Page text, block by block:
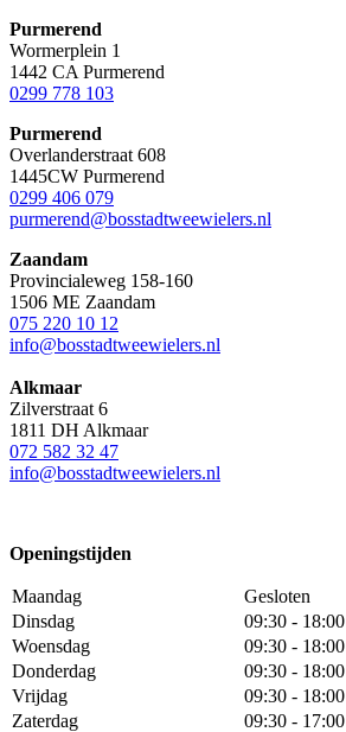
Purmerend
Wormerplein 1
1442 CA Purmerend
0299 778 103
Purmerend
Overlanderstraat 608
1445CW Purmerend
0299 406 079
purmerend@bosstadtweewielers.nl
Zaandam
Provincialeweg 158-160
1506 ME Zaandam
075 220 10 12
info@bosstadtweewielers.nl
Alkmaar
Zilverstraat 6
1811 DH Alkmaar
072 582 32 47
info@bosstadtweewielers.nl
Openingstijden
Maandag
Gesloten
Dinsdag
09:30 - 18:00
Woensdag
09:30 - 18:00
Donderdag
09:30 - 18:00
Vrijdag
09:30 - 18:00
Zaterdag
09:30 - 17:00